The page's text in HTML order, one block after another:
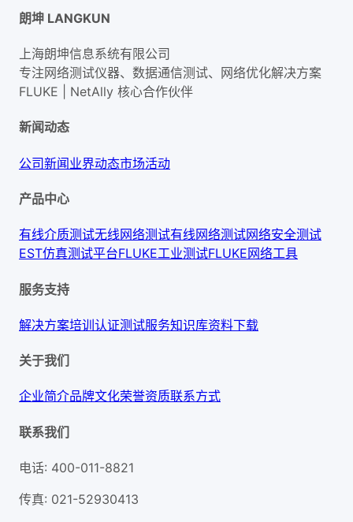
朗坤 LANGKUN
上海朗坤信息系统有限公司
专注网络测试仪器、数据通信测试、网络优化解决方案
FLUKE | NetAlly 核心合作伙伴
新闻动态
公司新闻业界动态市场活动
产品中心
有线介质测试无线网络测试有线网络测试网络安全测试
EST仿真测试平台FLUKE工业测试FLUKE网络工具
服务支持
解决方案培训认证测试服务知识库资料下载
关于我们
企业简介品牌文化荣誉资质联系方式
联系我们
电话: 400-011-8821
传真: 021-52930413